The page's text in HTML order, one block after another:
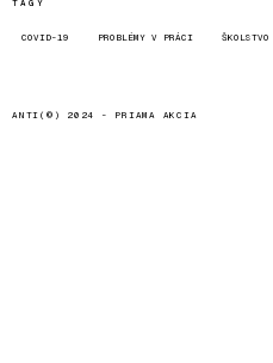
TAGY
COVID-19 PROBLÉMY V PRÁCI ŠKOLSTVO
ANTI(©) 2024 - PRIAMA AKCIA